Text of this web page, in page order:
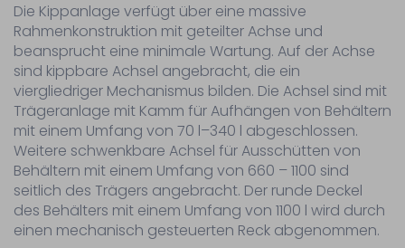
Die Kippanlage verfügt über eine massive
Rahmenkonstruktion mit geteilter Achse und
beansprucht eine minimale Wartung. Auf der Achse
sind kippbare Achsel angebracht, die ein
viergliedriger Mechanismus bilden. Die Achsel sind mit
Trägeranlage mit Kamm für Aufhängen von Behältern
mit einem Umfang von 70 l–340 l abgeschlossen.
Weitere schwenkbare Achsel für Ausschütten von
Behältern mit einem Umfang von 660 – 1100 sind
seitlich des Trägers angebracht. Der runde Deckel
des Behälters mit einem Umfang von 1100 l wird durch
einen mechanisch gesteuerten Reck abgenommen.